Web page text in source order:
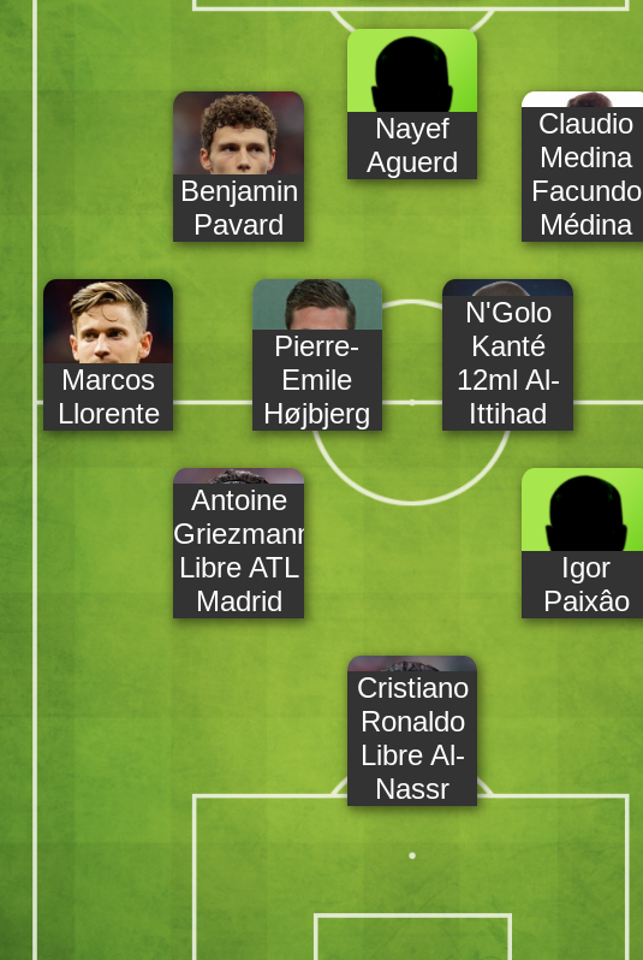
Benjamin
Pavard
Nayef
Aguerd
Claudio
Medina
Facundo
Médina
Marcos
Llorente
Pierre-
Emile
Højbjerg
N'Golo
Kanté
12ml Al-
Ittihad
Antoine
Griezmann
Libre ATL
Madrid
Igor
Paixâo
Cristiano
Ronaldo
Libre Al-
Nassr